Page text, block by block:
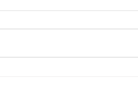
Mega Ton 04 浴室勾鎖